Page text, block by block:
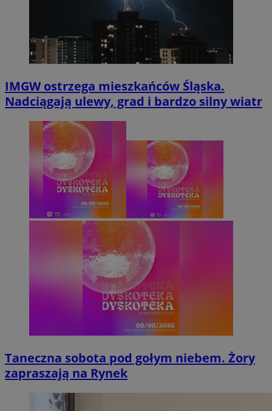
IMGW ostrzega mieszkańców Śląska.
Nadciągają ulewy, grad i bardzo silny wiatr
Taneczna sobota pod gołym niebem. Żory
zapraszają na Rynek